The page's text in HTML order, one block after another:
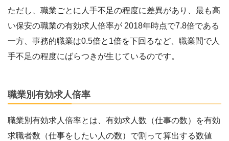
ただし、職業ごとに人手不足の程度に差異があり、最も高
い保安の職業の有効求人倍率が 2018年時点で7.8倍である
一方、事務的職業は0.5倍と1倍を下回るなど、職業間で人
手不足の程度にばらつきが生じているのです。
職業別有効求人倍率
職業別有効求人倍率とは、有効求人数（仕事の数）を有効
求職者数（仕事をしたい人の数）で割って算出する数値